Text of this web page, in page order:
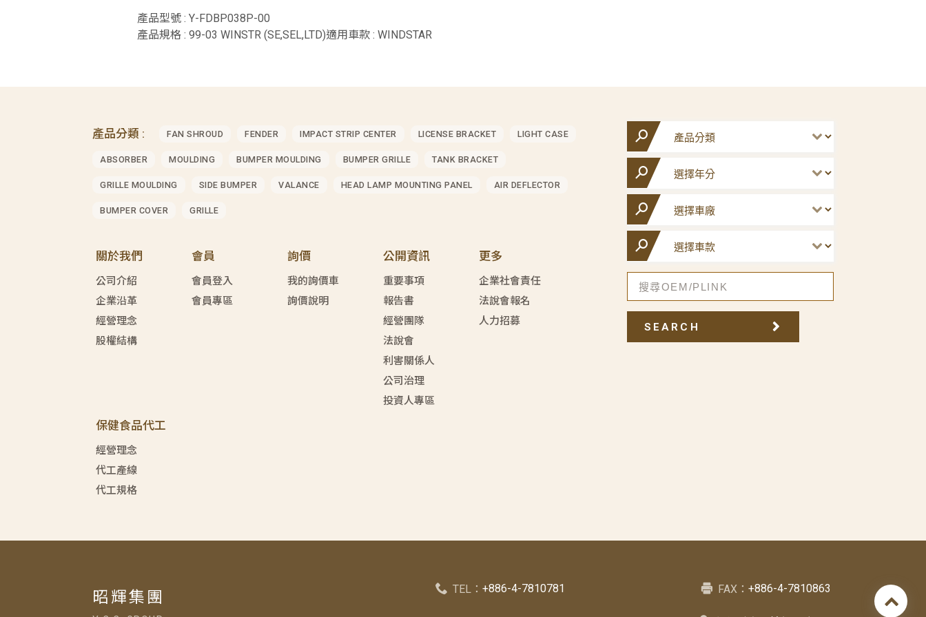
產品型號 : Y-FDBP038P-00
產品規格 : 99-03 WINSTR (SE,SEL,LTD)適用車款 : WINDSTAR
產品分類 : FAN SHROUD FENDER IMPACT STRIP CENTER LICENSE BRACKET LIGHT CASE
ABSORBER MOULDING BUMPER MOULDING BUMPER GRILLE TANK BRACKET
GRILLE MOULDING SIDE BUMPER VALANCE HEAD LAMP MOUNTING PANEL AIR DEFLECTOR
BUMPER COVER GRILLE
關於我們
公司介紹
企業沿革
經營理念
股權結構
會員
會員登入
會員專區
詢價
我的詢價車
詢價說明
公開資訊
重要事項
報告書
經營團隊
法說會
利害關係人
公司治理
投資人專區
更多
企業社會責任
法說會報名
人力招募
保健食品代工
經營理念
代工產線
代工規格
SEARCH
昭輝集團 TEL： +886-4-7810781 FAX：+886-4-7810863